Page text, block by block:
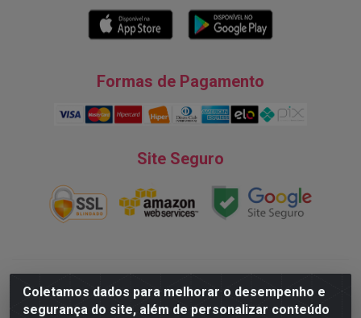
Coletamos dados para melhorar o desempenho e
segurança do site, além de personalizar conteúdo
Formas de Pagamento
Site Seguro
Natureza Comércio de Descartáveis LTDA - Endereço: Av. do
Turismo, 28, Tarumã - CNPJ:08.038.545/0001-07 © 2016